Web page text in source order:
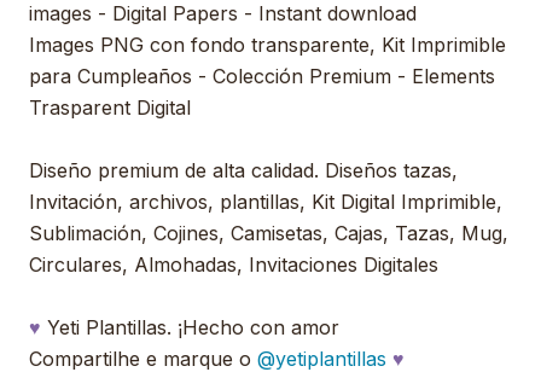
images - Digital Papers - Instant download
Images PNG con fondo transparente, Kit Imprimible
para Cumpleaños - Colección Premium - Elements
Trasparent Digital
Diseño premium de alta calidad. Diseños tazas,
Invitación, archivos, plantillas, Kit Digital Imprimible,
Sublimación, Cojines, Camisetas, Cajas, Tazas, Mug,
Circulares, Almohadas, Invitaciones Digitales
♥ Yeti Plantillas. ¡Hecho con amor
Compartilhe e marque o @yetiplantillas ♥